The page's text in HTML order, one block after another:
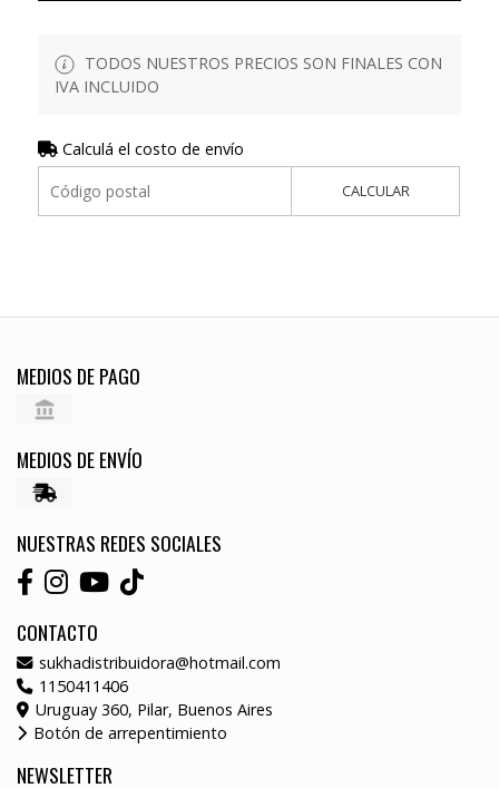
TODOS NUESTROS PRECIOS SON FINALES CON
IVA INCLUIDO
Calculá el costo de envío
CALCULAR
MEDIOS DE PAGO
MEDIOS DE ENVÍO
NUESTRAS REDES SOCIALES
CONTACTO
sukhadistribuidora@hotmail.com
1150411406
Uruguay 360, Pilar, Buenos Aires
Botón de arrepentimiento
NEWSLETTER